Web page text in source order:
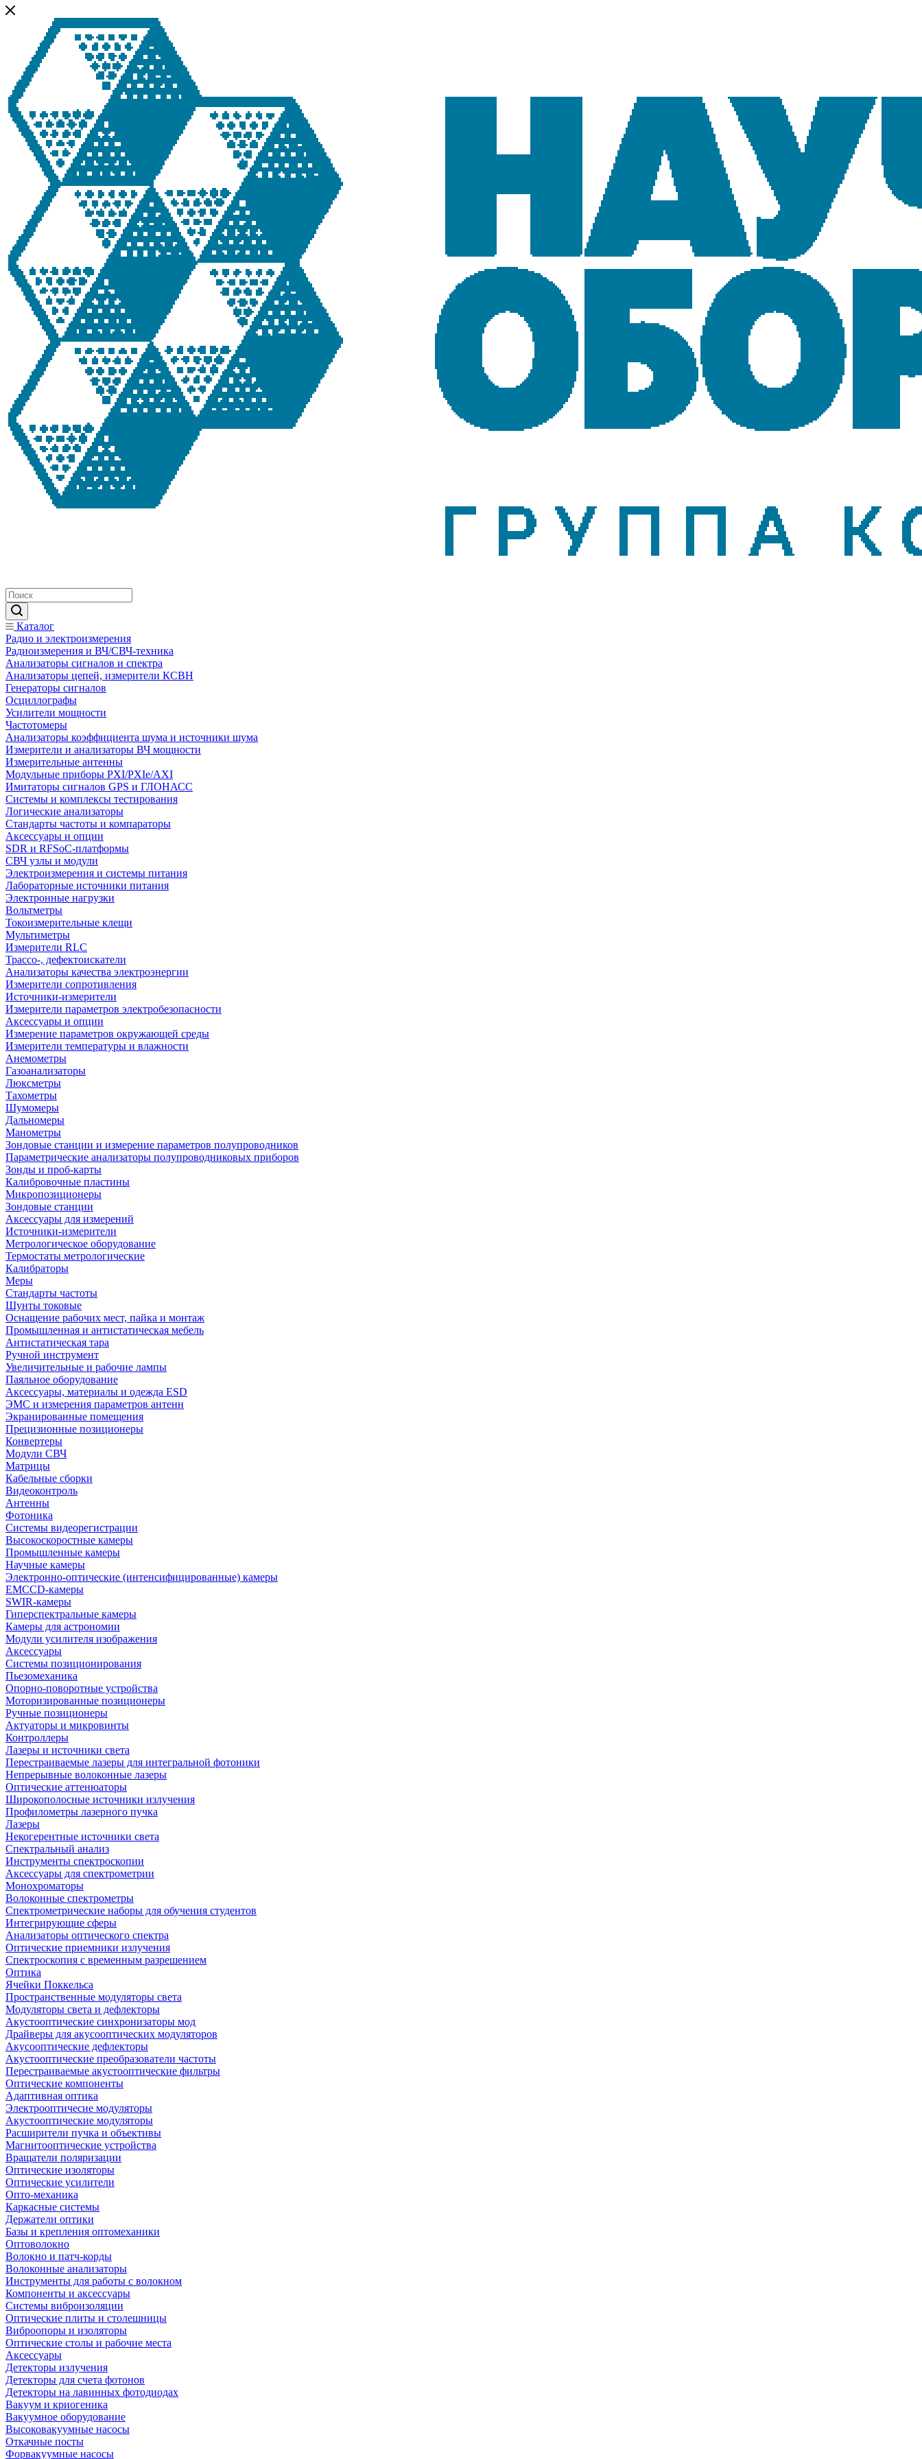
Каталог
Радио и электроизмерения
Радиоизмерения и ВЧ/СВЧ-техника
Анализаторы сигналов и спектра
Анализаторы цепей, измерители КСВН
Генераторы сигналов
Осциллографы
Усилители мощности
Частотомеры
Анализаторы коэффициента шума и источники шума
Измерители и анализаторы ВЧ мощности
Измерительные антенны
Модульные приборы PXI/PXIe/AXI
Имитаторы сигналов GPS и ГЛОНАСС
Системы и комплексы тестирования
Логические анализаторы
Стандарты частоты и компараторы
Аксессуары и опции
SDR и RFSoC‑платформы
СВЧ узлы и модули
Электроизмерения и системы питания
Лабораторные источники питания
Электронные нагрузки
Вольтметры
Токоизмерительные клещи
Мультиметры
Измерители RLC
Трассо-, дефектоискатели
Анализаторы качества электроэнергии
Измерители сопротивления
Источники-измерители
Измерители параметров электробезопасности
Аксессуары и опции
Измерение параметров окружающей среды
Измерители температуры и влажности
Анемометры
Газоанализаторы
Люксметры
Тахометры
Шумомеры
Дальномеры
Манометры
Зондовые станции и измерение параметров полупроводников
Параметрические анализаторы полупроводниковых приборов
Зонды и проб-карты
Калибровочные пластины
Микропозиционеры
Зондовые станции
Аксессуары для измерений
Источники-измерители
Метрологическое оборудование
Термостаты метрологические
Калибраторы
Меры
Стандарты частоты
Шунты токовые
Оснащение рабочих мест, пайка и монтаж
Промышленная и антистатическая мебель
Антистатическая тара
Ручной инструмент
Увеличительные и рабочие лампы
Паяльное оборудование
Аксессуары, материалы и одежда ESD
ЭМС и измерения параметров антенн
Экранированные помещения
Прецизионные позиционеры
Конвертеры
Модули СВЧ
Матрицы
Кабельные сборки
Видеоконтроль
Антенны
Фотоника
Cистемы видеорегистрации
Высокоскоростные камеры
Промышленные камеры
Научные камеры
Электронно-оптические (интенсифицированные) камеры
EMCCD-камеры
SWIR-камеры
Гиперспектральные камеры
Камеры для астрономии
Модули усилителя изображения
Аксессуары
Системы позиционирования
Пьезомеханика
Опорно-поворотные устройства
Моторизированные позиционеры
Ручные позиционеры
Актуаторы и микровинты
Контроллеры
Лазеры и источники света
Перестраиваемые лазеры для интегральной фотоники
Непрерывные волоконные лазеры
Оптические аттенюаторы
Широкополосные источники излучения
Профилометры лазерного пучка
Лазеры
Некогерентные источники света
Спектральный анализ
Инструменты спектроскопии
Аксессуары для спектрометрии
Монохроматоры
Волоконные спектрометры
Спектрометрические наборы для обучения студентов
Интегрирующие сферы
Анализаторы оптического спектра
Оптические приемники излучения
Спектроскопия с временным разрешением
Оптика
Ячейки Поккельса
Пространственные модуляторы света
Модуляторы света и дефлекторы
Акустооптические синхронизаторы мод
Драйверы для акусооптических модуляторов
Акусооптические дефлекторы
Акустооптические преобразователи частоты
Перестраиваемые акустооптические фильтры
Оптические компоненты
Адаптивная оптика
Электрооптичесие модуляторы
Акустооптические модуляторы
Расширители пучка и объективы
Магнитооптические устройства
Вращатели поляризации
Оптические изоляторы
Оптические усилители
Опто-механика
Каркасные системы
Держатели оптики
Базы и крепления оптомеханики
Оптоволокно
Волокно и патч-корды
Волоконные анализаторы
Инструменты для работы с волокном
Компоненты и аксессуары
Системы виброизоляции
Оптические плиты и столешницы
Виброопоры и изоляторы
Оптические столы и рабочие места
Аксессуары
Детекторы излучения
Детекторы для счета фотонов
Детекторы на лавинных фотодиодах
Вакуум и криогеника
Вакуумное оборудование
Высоковакуумные насосы
Откачные посты
Форвакуумные насосы